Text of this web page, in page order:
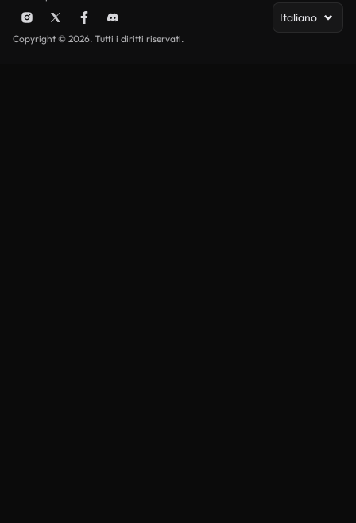
Italiano
Copyright © 2026. Tutti i diritti riservati.